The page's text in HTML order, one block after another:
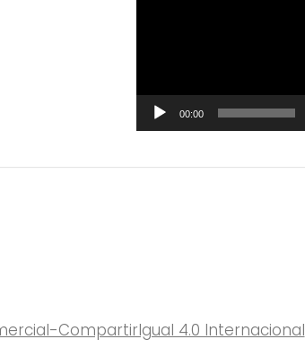
00:00
CompartirIgual 4.0 Internacional